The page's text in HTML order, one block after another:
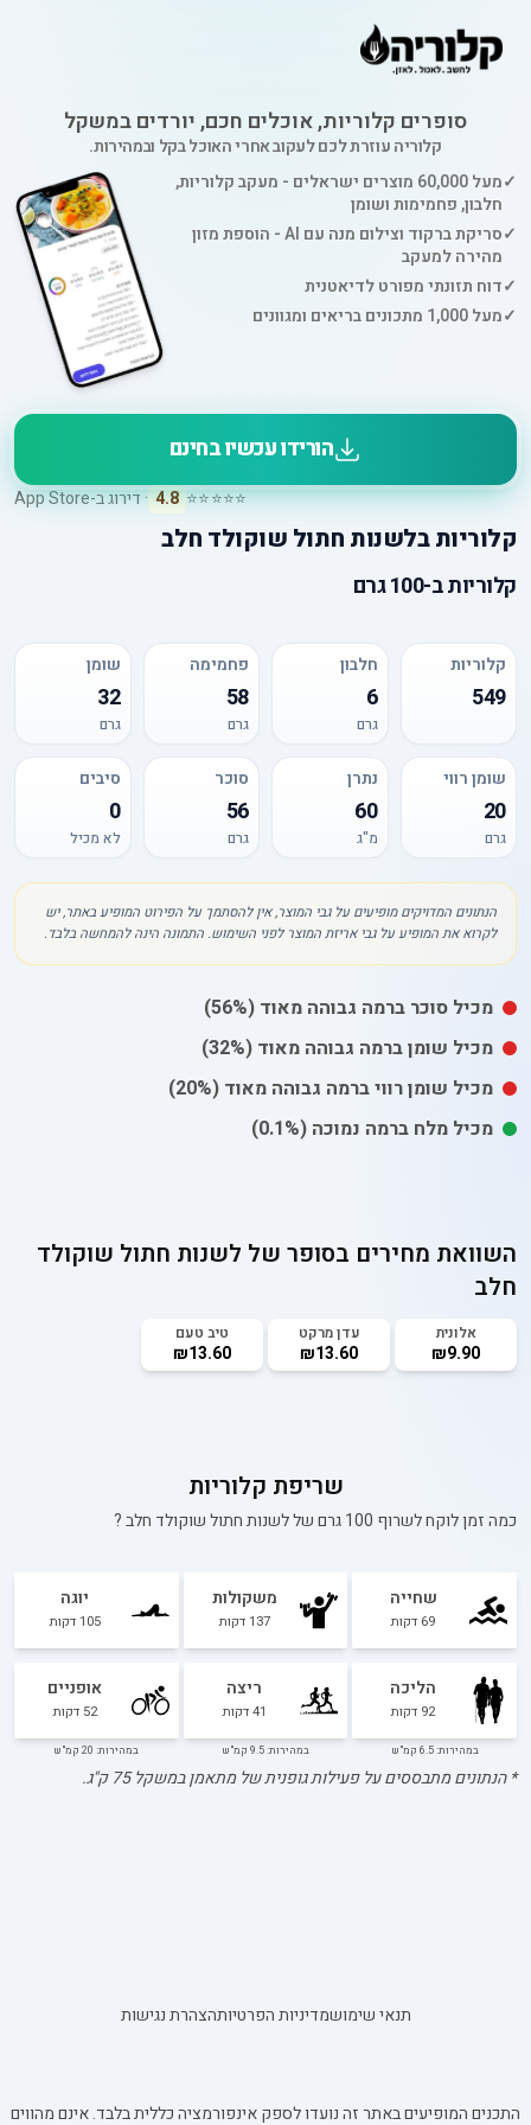
סופרים קלוריות, אוכלים חכם, יורדים במשקל
קלוריה עוזרת לכם לעקוב אחרי האוכל בקל ובמהירות.
✓
מעל 60,000 מוצרים ישראלים - מעקב קלוריות,
חלבון, פחמימות ושומן
✓
סריקת ברקוד וצילום מנה עם AI - הוספת מזון
מהירה למעקב
✓דוח תזונתי מפורט לדיאטנית
✓מעל 1,000 מתכונים בריאים ומגוונים
הורידו עכשיו בחינם
⭐⭐⭐⭐⭐
4.8 · דירוג ב-App Store
קלוריותבלשנות חתול שוקולד חלב
קלוריותב-100 גרם
קלוריות
549
חלבון
6
גרם
פחמימה
58
גרם
שומן
32
גרם
שומן רווי
20
גרם
נתרן
60
מ"ג
סוכר
56
גרם
סיבים
0
לא מכיל
הנתונים המדויקים מופיעים על גבי המוצר, אין להסתמך על הפירוט המופיע באתר, יש
לקרוא את המופיע על גבי אריזת המוצר לפני השימוש. התמונה הינה להמחשה בלבד.
מכיל סוכר ברמה גבוהה מאוד (56%)
מכיל שומןברמה גבוהה מאוד (32%)
מכיל שומן רוויברמה גבוהה מאוד (20%)
מכיל מלח ברמה נמוכה (0.1%)
השוואת מחירים בסופר של לשנות חתול שוקולד
חלב
אלונית
₪9.90
עדן מרקט
₪13.60
טיב טעם
₪13.60
שריפת קלוריות
כמה זמן לוקח לשרוף 100 גרם של לשנות חתול שוקולד חלב?
שחייה
69 דקות
משקולות
137 דקות
יוגה
105 דקות
הליכה
92 דקות
במהירות: 6.5 קמ"ש
ריצה
41דקות
במהירות: 9.5 קמ"ש
אופניים
52 דקות
במהירות: 20 קמ"ש
* הנתונים מתבססים על פעילות גופנית של מתאמן במשקל75ק"ג.
תנאי שימושמדיניות הפרטיותהצהרת נגישות
התכנים המופיעים באתר זה נועדו לספק אינפורמציה כללית בלבד. אינם מהווים